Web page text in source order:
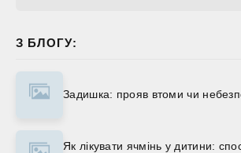
З БЛОГУ:
Задишка: прояв втоми чи
Як лікувати ячмінь у дитини: